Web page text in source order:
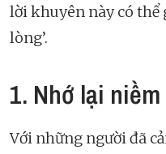
lời khuyên này có thể
lòng’.
1. Nhớ lại
Với những người đã